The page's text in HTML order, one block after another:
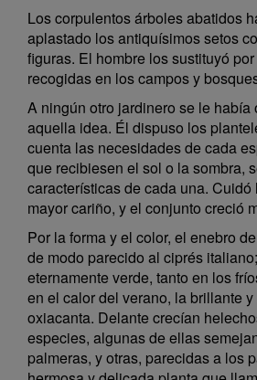
Los corpulentos árboles abatidos
aplastado los antiquísimos setos
figuras. El hombre los sustituyó
recogidas en los campos y
A ningún otro jardinero se le había
aquella idea. Él dispuso los
cuenta las necesidades de cada
que recibiesen el sol o la sombra,
características de cada una.
mayor cariño, y el conjunto creció
Por la forma y el color, el enebro
de modo parecido al ciprés
eternamente verde, tanto en los
en el calor del verano, la brillante
oxiacanta. Delante crecían
especies, algunas de ellas
palmeras, y otras, parecidas a los